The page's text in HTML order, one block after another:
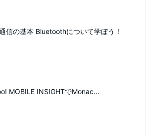
信の基本 Bluetoothについて学ぼう！
MOBILE INSIGHTでMonac...